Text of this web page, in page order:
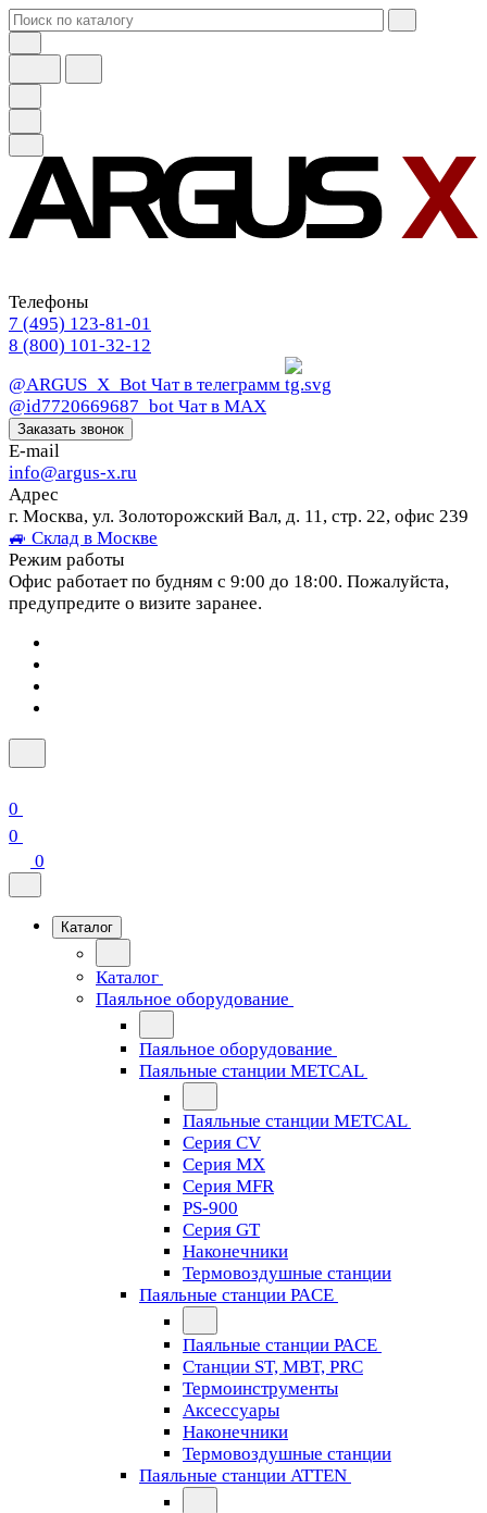
Телефоны
7 (495) 123-81-01
8 (800) 101-32-12
@ARGUS_X_Bot Чат в телеграмм
@id7720669687_bot Чат в МАХ
Заказать звонок
E-mail
info@argus-x.ru
Адрес
г. Москва, ул. Золоторожский Вал, д. 11, стр. 22, офис 239
🚙 Склад в Москве
Режим работы
Офис работает по будням с 9:00 до 18:00. Пожалуйста,
предупредите о визите заранее.
0
0
0
Каталог
Каталог
Паяльное оборудование
Паяльное оборудование
Паяльные станции METCAL
Паяльные станции METCAL
Серия CV
Серия MX
Серия MFR
PS-900
Серия GT
Наконечники
Термовоздушные станции
Паяльные станции PACE
Паяльные станции PACE
Станции ST, MBT, PRC
Термоинструменты
Аксессуары
Наконечники
Термовоздушные станции
Паяльные станции ATTEN